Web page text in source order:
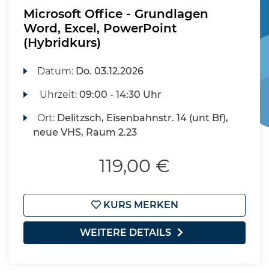
Microsoft Office - Grundlagen
Word, Excel, PowerPoint
(Hybridkurs)
Datum: Do. 03.12.2026
Uhrzeit:09:00 - 14:30 Uhr
Ort: Delitzsch, Eisenbahnstr. 14 (unt Bf),
neue VHS, Raum 2.23
119,00 €
KURS MERKEN
WEITERE DETAILS